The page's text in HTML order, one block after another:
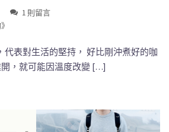
1 則留言
》
代表對生活的堅持， 好比剛沖煮好的咖
，就可能因溫度改變 […]